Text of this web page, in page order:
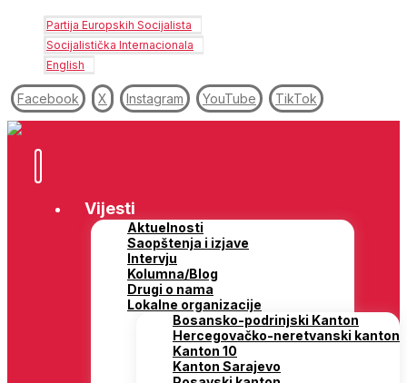
Partija Europskih Socijalista
Socijalistička Internacionala
English
Facebook X Instagram YouTube TikTok
Vijesti
Aktuelnosti
Saopštenja i izjave
Intervju
Kolumna/Blog
Drugi o nama
Lokalne organizacije
Bosansko-podrinjski Kanton
Hercegovačko-neretvanski kanton
Kanton 10
Kanton Sarajevo